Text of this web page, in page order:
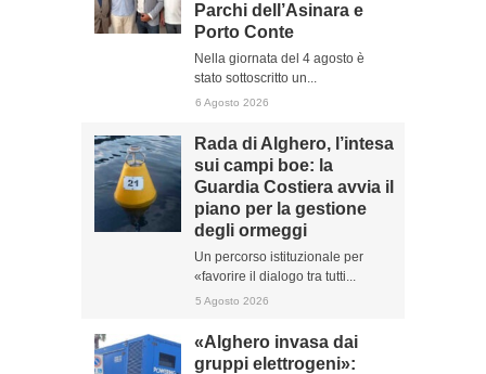
Parchi dell’Asinara e
Porto Conte
Nella giornata del 4 agosto è
stato sottoscritto un...
6 Agosto 2026
Rada di Alghero, l’intesa
sui campi boe: la
Guardia Costiera avvia il
piano per la gestione
degli ormeggi
Un percorso istituzionale per
«favorire il dialogo tra tutti...
5 Agosto 2026
«Alghero invasa dai
gruppi elettrogeni»: